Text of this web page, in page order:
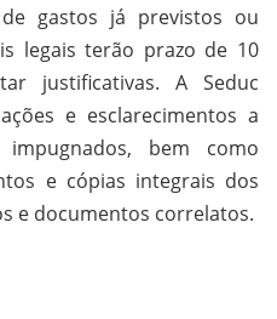
gastos já previstos ou
legais terão prazo de 10
justificativas. A Seduc
e esclarecimentos a
bem como
e cópias integrais dos
e documentos correlatos.